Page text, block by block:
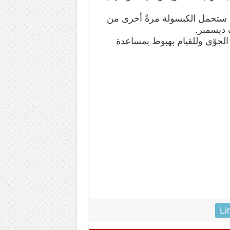
ستحمل الكبسولة مرةً أخرى من
ديسمبر.
وللقيام بهبوط بمساعدة